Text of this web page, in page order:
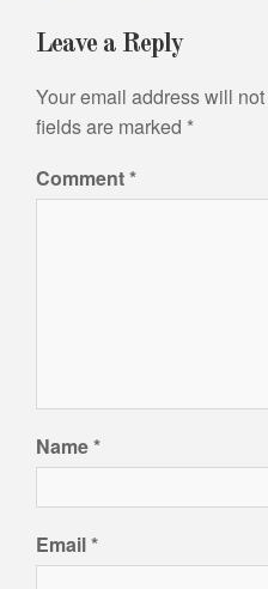
Leave a Reply
Your email address will
fields are marked *
Comment*
Name*
Email*